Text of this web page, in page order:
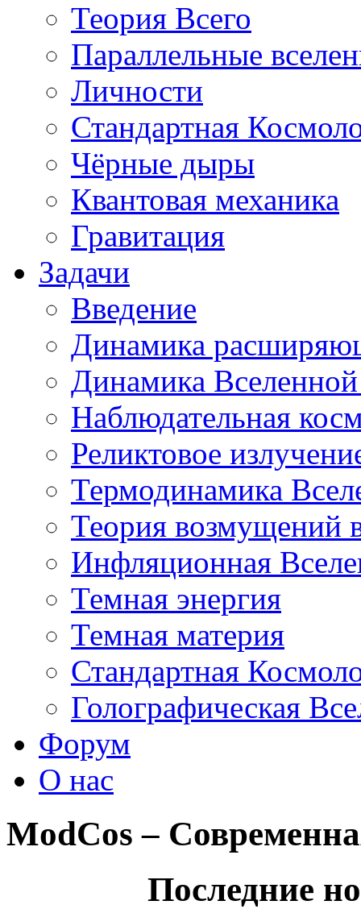
Теория Всего
Параллельные
Личности
Стандартная
Чёрные дыры
Квантовая механика
Гравитация
Задачи
Введение
Динамика
Динамика
Наблюдательная
Реликтовое
Термодинамика
Теория возмущений
Инфляционная
Темная энергия
Темная материя
Стандартная
Голографическая
Форум
О нас
ModCos –
Последние